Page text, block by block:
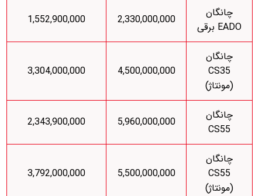
چانگان
EADO برقی
2,330,000,000
1,552,900,000
چانگان
CS35
(مونتاژ)
4,500,000,000
3,304,000,000
چانگان
CS55
5,960,000,000
2,343,900,000
چانگان
CS55
(مونتاژ)
5,500,000,000
3,792,000,000